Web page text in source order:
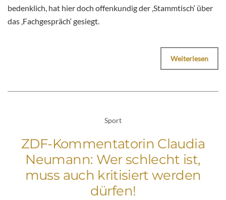
bedenklich, hat hier doch offenkundig der ‚Stammtisch‘ über
das ‚Fachgespräch‘ gesiegt.
Weiterlesen
Sport
ZDF-Kommentatorin Claudia
Neumann: Wer schlecht ist,
muss auch kritisiert werden
dürfen!